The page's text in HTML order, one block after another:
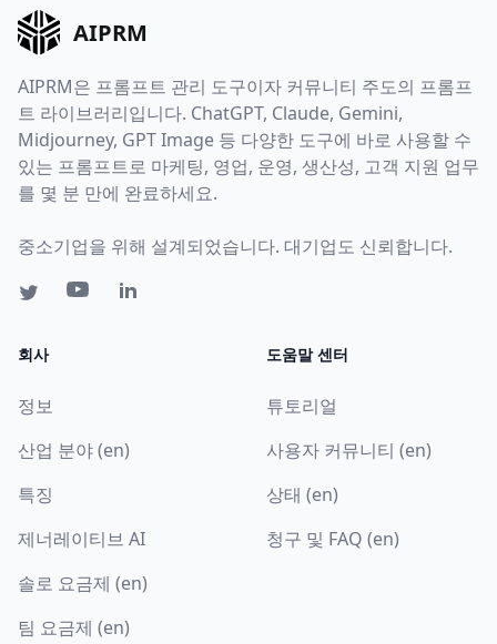
AIPRM
AIPRM은 프롬프트 관리 도구이자 커뮤니티 주도의 프롬프
트 라이브러리입니다. ChatGPT, Claude, Gemini,
Midjourney, GPT Image 등 다양한 도구에 바로 사용할 수
있는 프롬프트로 마케팅, 영업, 운영, 생산성, 고객 지원 업무
를 몇 분 만에 완료하세요.
중소기업을 위해 설계되었습니다. 대기업도 신뢰합니다.
회사
정보
산업 분야 (en)
특징
제너레이티브 AI
솔로 요금제 (en)
팀 요금제 (en)
도움말 센터
튜토리얼
사용자 커뮤니티 (en)
상태 (en)
청구 및 FAQ (en)